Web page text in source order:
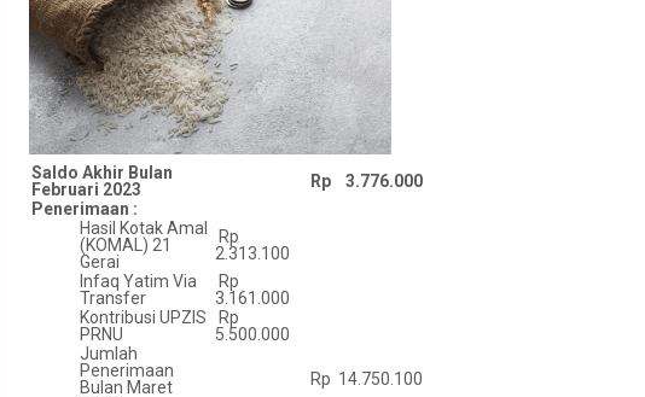
Saldo Akhir Bulan
Februari 2023
Rp 3.776.000
Penerimaan :
Hasil Kotak Amal
(KOMAL) 21
Gerai
Rp
2.313.100
Infaq Yatim Via
Transfer
Rp
3.161.000
Kontribusi UPZIS
PRNU
Rp
5.500.000
Jumlah
Penerimaan
Bulan Maret
Rp 14.750.100